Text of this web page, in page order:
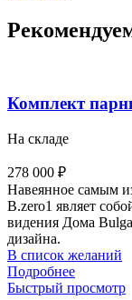
Комплект
На складе
278 000 ₽
Навеянное самым
B.zero1 являет
видения Дома
дизайна.
В список желаний
Подробнее
Быстрый просмотр